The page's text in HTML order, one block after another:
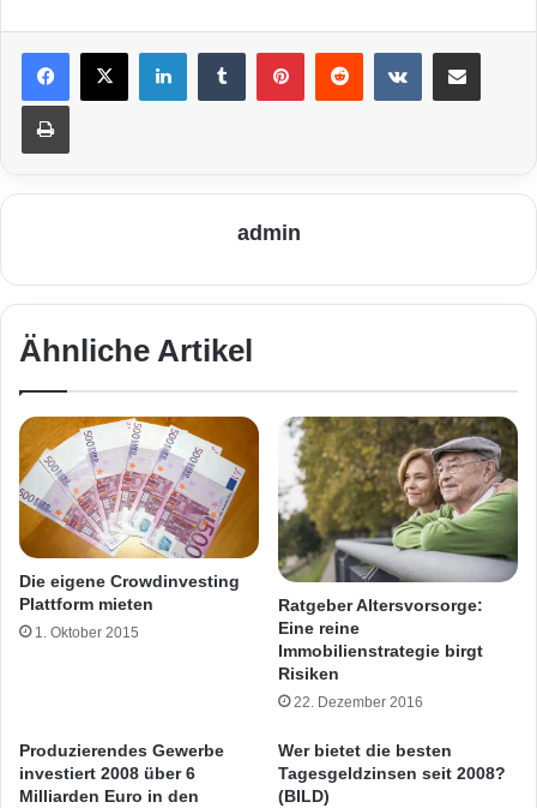
LinkedIn VKontakte
Drucken
admin
Ähnliche Artikel
Die eigene Crowdinvesting
Plattform mieten
1. Oktober 2015
Ratgeber Altersvorsorge:
Eine reine
Immobilienstrategie birgt
Risiken
22. Dezember 2016
Produzierendes Gewerbe
investiert 2008 über 6
Milliarden Euro in den
Wer bietet die besten
Tagesgeldzinsen seit 2008?
(BILD)